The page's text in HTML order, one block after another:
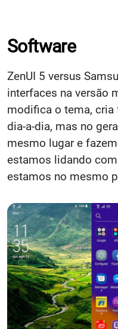
Software
ZenUI 5 versus
interfaces na versão
modifica o tema, cria
dia-a-dia, mas no
mesmo lugar e
estamos lidando
estamos no mesmo